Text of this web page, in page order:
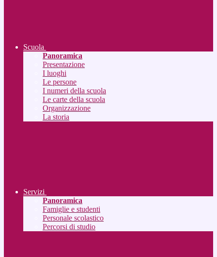
Scuola
Panoramica
Presentazione
I luoghi
Le persone
I numeri della scuola
Le carte della scuola
Organizzazione
La storia
Servizi
Panoramica
Famiglie e studenti
Personale scolastico
Percorsi di studio